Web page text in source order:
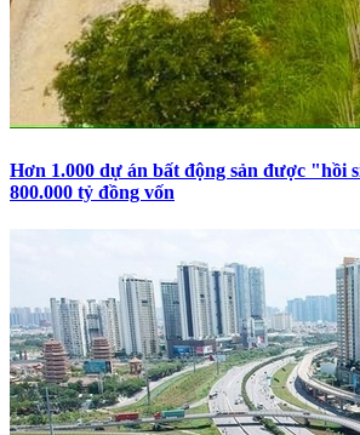
Hơn 1.000 dự án bất động sản được "hồi
800.000 tỷ đồng vốn